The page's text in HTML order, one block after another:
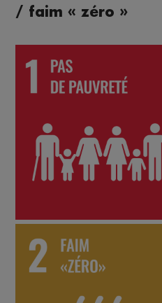
/ faim « zéro »